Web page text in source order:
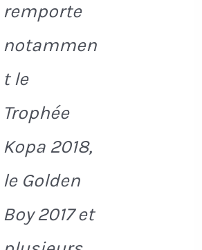
remporte
notammen
t le
Trophée
Kopa 2018,
le Golden
Boy 2017 et